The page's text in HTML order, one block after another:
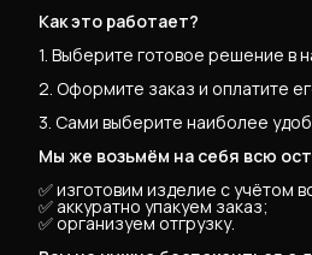
Как это работает?
1. Выберите готовое решение в
2. Оформите заказ и оплатите
3. Сами выберите наиболее
Мы же возьмём на себя всю
✅ изготовим изделие с учётом
✅ аккуратно упакуем заказ;
✅ организуем отгрузку.